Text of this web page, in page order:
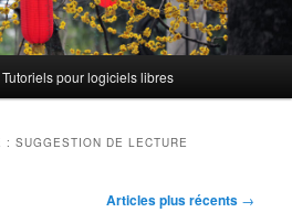
Tutoriels pour logiciels libres
:SUGGESTION DE LECTURE
Articles plus récents →